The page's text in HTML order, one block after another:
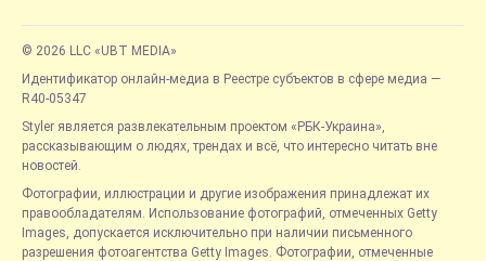
© 2026 LLC «UBT MEDIA»
Идентификатор онлайн-медиа в Реестре субъектов в сфере медиа —
R40-05347
Styler является развлекательным проектом «РБК-Украина»,
рассказывающим о людях, трендах и всё, что интересно читать вне
новостей.
Фотографии, иллюстрации и другие изображения принадлежат их
правообладателям. Использование фотографий, отмеченных Getty
Images, допускается исключительно при наличии письменного
разрешения фотоагентства Getty Images. Фотографии, отмеченные